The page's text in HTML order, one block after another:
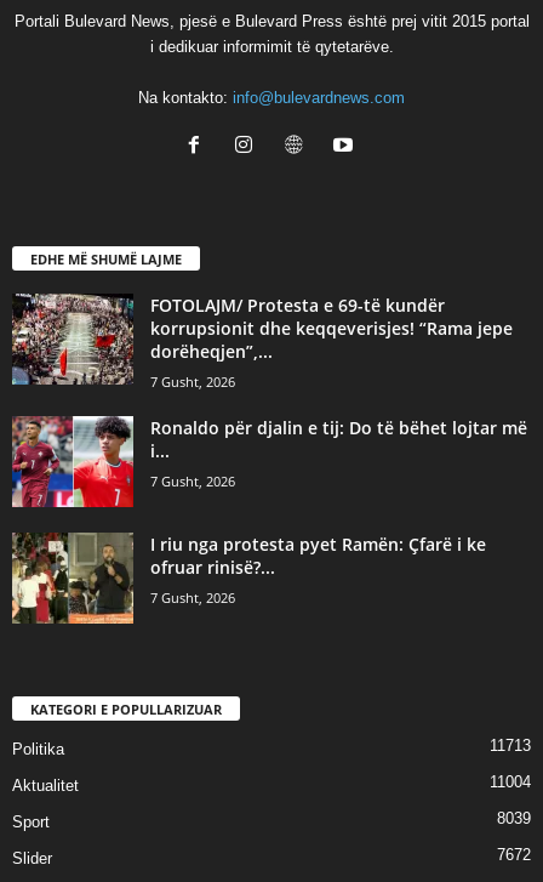
Portali Bulevard News, pjesë e Bulevard Press është prej vitit 2015 portal
i dedikuar informimit të qytetarëve.
Na kontakto: info@bulevardnews.com
EDHE MË SHUMË LAJME
FOTOLAJM/ Protesta e 69-të kundër
korrupsionit dhe keqqeverisjes! “Rama jepe
dorëheqjen”,...
7 Gusht, 2026
Ronaldo për djalin e tij: Do të bëhet lojtar më
i...
7 Gusht, 2026
I riu nga protesta pyet Ramën: Çfarë i ke
ofruar rinisë?...
7 Gusht, 2026
KATEGORI E POPULLARIZUAR
Politika 11713
Aktualitet 11004
Sport 8039
Slider 7672